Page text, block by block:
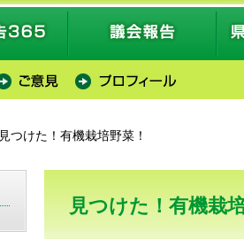
見つけた！有機栽培野菜！
見つけた！有機栽